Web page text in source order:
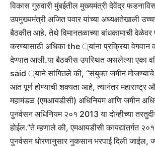
विकास गुरुवारी मुंबईतील मुख्यमंत्री देवेंद्र
उपमुख्यमंत्री अजित पवार यांच्या अध्यक्षतेखाली
बैठकीत आहे. तेथे विमानतळाच्या बांधकामाची वेळेवर
करण्यासाठी अधिका the ्यांना प्रक्रिया वेगवान
देण्यात आली.या बैठकीस उपस्थित असलेल्या एका
said ्याने सांगितले की, “संयुक्त जमीन मोजण्याचे
आत पूर्ण होण्याची शक्यता आहे, त्यानंतर महाराष्ट्र
महामंडळ (एमआयडीसी) अधिनियम आणि जमीन
पुनर्वसन अधिनियम २०१ 2013 या दोन्हीच्या
होईल.”ते म्हणाले की, एमआयडीसी कायद्यांतर्गत
पुनर्वसन धोरणानुसार नुकसान भरपाई दिली जाईल,